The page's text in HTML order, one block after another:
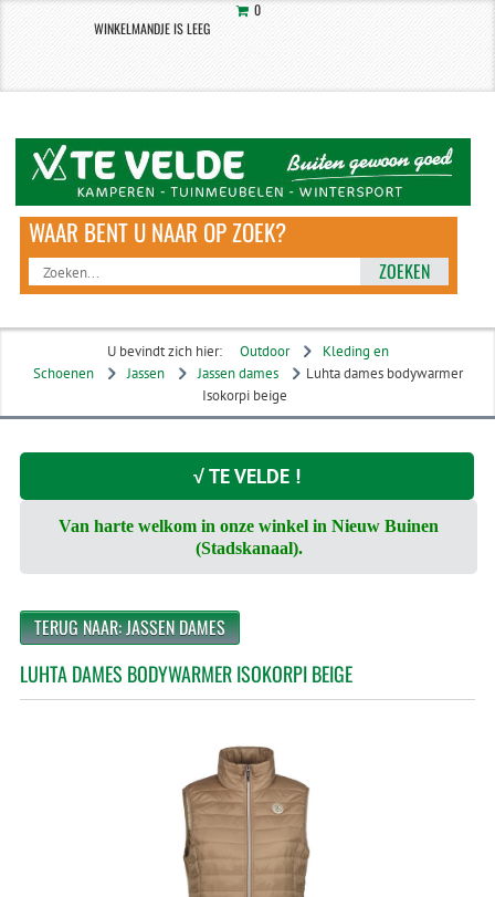
0
WINKELMANDJE IS LEEG
ZOEKEN
U bevindt zich hier: Outdoor
Kleding en
Schoenen
Jassen Jassen dames
Luhta dames bodywarmer
Isokorpi beige
√ TE VELDE !
Van harte welkom in onze winkel in Nieuw Buinen
(Stadskanaal).
TERUG NAAR: JASSEN DAMES
LUHTA DAMES BODYWARMER ISOKORPI BEIGE